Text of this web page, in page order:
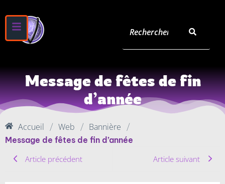
Message de fêtes de fin
d’année
Accueil / Web / Bannière
/
Message de fêtes de fin d’année
Article précédent
Article suivant